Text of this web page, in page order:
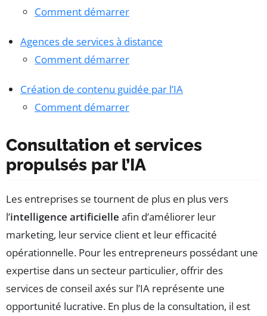
Comment démarrer
Agences de services à distance
Comment démarrer
Création de contenu guidée par l’IA
Comment démarrer
Consultation et services
propulsés par l’IA
Les entreprises se tournent de plus en plus vers
l’intelligence artificielle afin d’améliorer leur
marketing, leur service client et leur efficacité
opérationnelle. Pour les entrepreneurs possédant une
expertise dans un secteur particulier, offrir des
services de conseil axés sur l’IA représente une
opportunité lucrative. En plus de la consultation, il est